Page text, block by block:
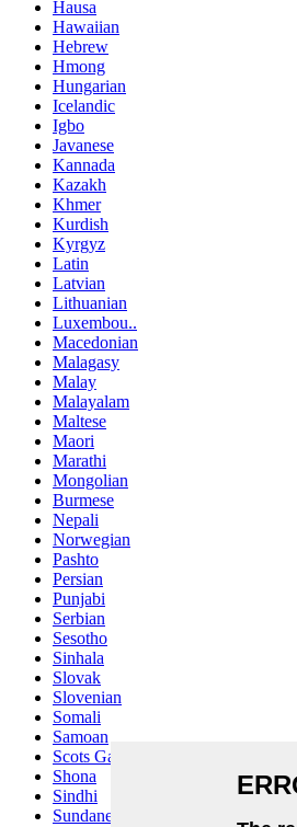
Hausa
Hawaiian
Hebrew
Hmong
Hungarian
Icelandic
Igbo
Javanese
Kannada
Kazakh
Khmer
Kurdish
Kyrgyz
Latin
Latvian
Lithuanian
Luxembou..
Macedonian
Malagasy
Malay
Malayalam
Maltese
Maori
Marathi
Mongolian
Burmese
Nepali
Norwegian
Pashto
Persian
Punjabi
Serbian
Sesotho
Sinhala
Slovak
Slovenian
Somali
Samoan
Scots Gaelic
Shona
Sindhi
Sundanese